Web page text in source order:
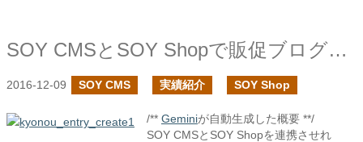
SOY CMSとSOY Shopで販促ブログ付きのネットショップを運営してみよう
2016-12-09 SOY CMS 実績紹介 SOY Shop
/** Geminiが自動生成した概要 **/
SOY CMSとSOY Shopを連携させれ